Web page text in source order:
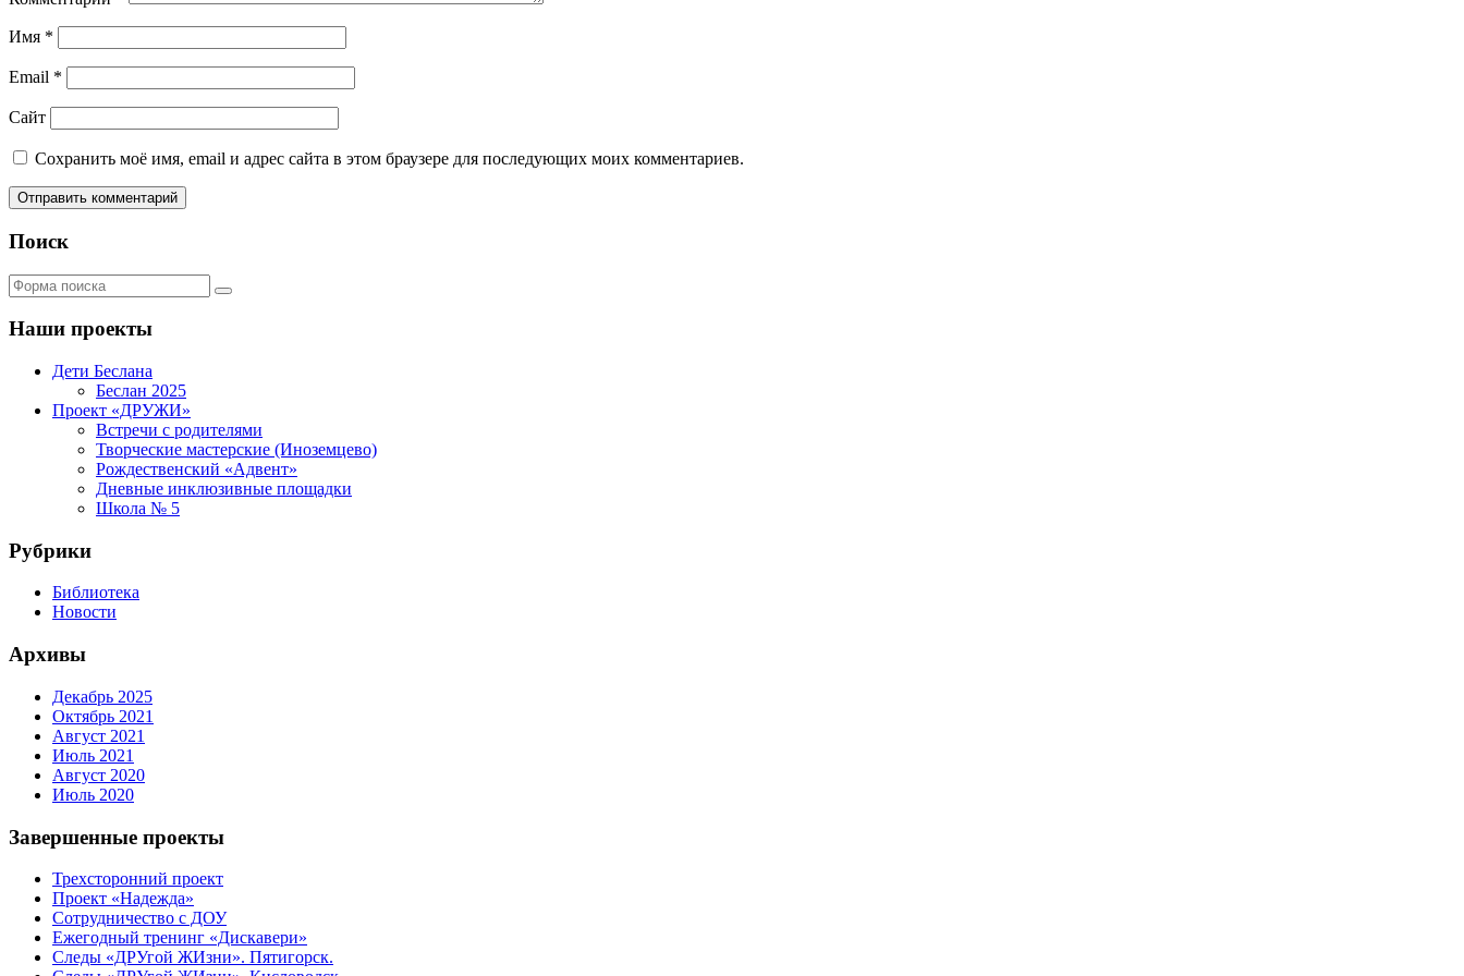
Имя *
Email *
Сайт
Сохранить моё имя, email и адрес сайта в этом браузере для последующих моих комментариев.
Поиск
Поиск
Наши проекты
Дети Беслана
Беслан 2025
Проект «ДРУЖИ»
Встречи с родителями
Творческие мастерские (Иноземцево)
Рождественский «Адвент»
Дневные инклюзивные площадки
Школа № 5
Рубрики
Библиотека
Новости
Архивы
Декабрь 2025
Октябрь 2021
Август 2021
Июль 2021
Август 2020
Июль 2020
Завершенные проекты
Трехсторонний проект
Проект «Надежда»
Сотрудничество с ДОУ
Ежегодный тренинг «Дискавери»
Следы «ДРУгой ЖИзни». Пятигорск.